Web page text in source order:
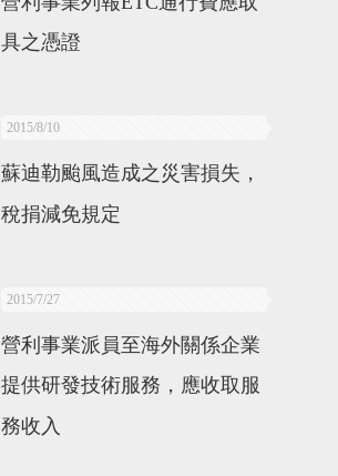
具之憑證
2015/8/10
蘇迪勒颱風造成之災害損失，
稅捐減免規定
2015/7/27
營利事業派員至海外關係企業
提供研發技術服務，應收取服
務收入